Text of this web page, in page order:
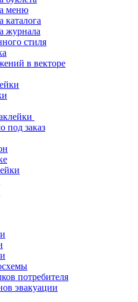
меню
каталога
журнала
стиля
в векторе
под заказ
потребителя
эвакуации